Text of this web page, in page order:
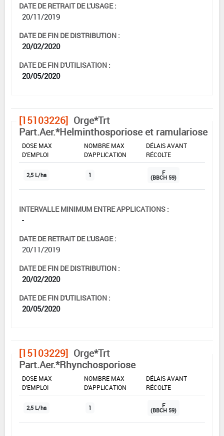
DATE DE RETRAIT DE L'USAGE :
20/11/2019
DATE DE FIN DE DISTRIBUTION :
20/02/2020
DATE DE FIN D'UTILISATION :
20/05/2020
[15103226] Orge*Trt
Part.Aer.*Helminthosporiose et ramulariose
DOSE MAX
D'EMPLOI
NOMBRE MAX
D'APPLICATION
DÉLAIS AVANT
RÉCOLTE
2,5 L/ha 1 F
(BBCH 59)
INTERVALLE MINIMUM ENTRE APPLICATIONS :
-
DATE DE RETRAIT DE L'USAGE :
20/11/2019
DATE DE FIN DE DISTRIBUTION :
20/02/2020
DATE DE FIN D'UTILISATION :
20/05/2020
[15103229] Orge*Trt
Part.Aer.*Rhynchosporiose
DOSE MAX
D'EMPLOI
NOMBRE MAX
D'APPLICATION
DÉLAIS AVANT
RÉCOLTE
2,5 L/ha 1 F
(BBCH 59)